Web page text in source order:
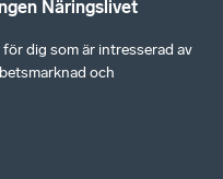
Näringslivet
dig som är intresserad av
och